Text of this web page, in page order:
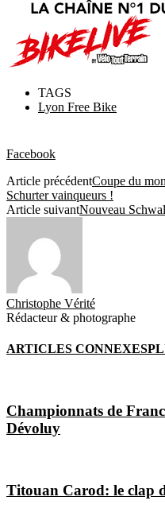
TAGS
Lyon Free Bike
Facebook
Article précédentCoupe du
Schurter vainqueurs !
Article suivantNouveau
Christophe Vérité
Rédacteur & photographe
ARTICLES CONNEXES
Championnats de
Dévoluy
Titouan Carod: le clap